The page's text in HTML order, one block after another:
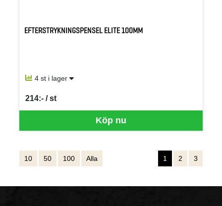
EFTERSTRYKNINGSPENSEL ELITE 100MM
4 st i lager
Köp nu
214:- / st
SEK per ST
10 50 100 Alla 1 2 3